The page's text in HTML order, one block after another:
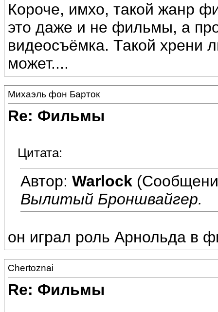
Короче, имхо, такой жанр
это даже и не фильмы, а
видеосъёмка. Такой хрени
может....
Михаэль фон Барток
Re: Фильмы
Цитата:
Автор: Warlock
Вылитый Броншвайгер.
он играл роль Арнольда в
Chertoznai
Re: Фильмы